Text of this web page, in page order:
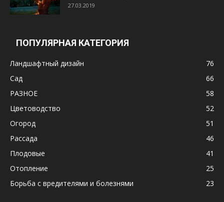
27.03.2019
ПОПУЛЯРНАЯ КАТЕГОРИЯ
Ландшафтный дизайн
76
Сад
66
РАЗНОЕ
58
Цветоводство
52
Огород
51
Рассада
46
Плодовые
41
Отопление
25
Борьба с вредителями и болезнями
23